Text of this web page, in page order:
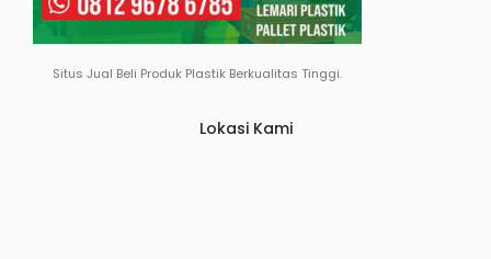
Situs Jual Beli Produk Plastik Berkualitas Tinggi.
Lokasi Kami